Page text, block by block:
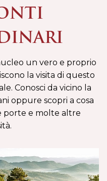
un vero e proprio
la visita di questo
Conosci da vicino la
oppure scopri a cosa
porte e molte altre